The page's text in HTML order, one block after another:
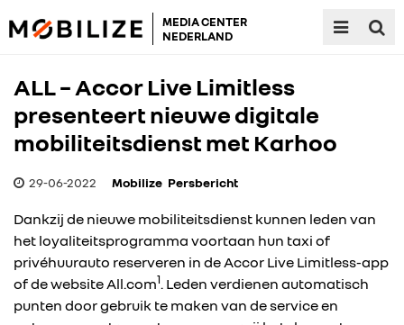
MEDIA CENTER
NEDERLAND
ALL – Accor Live Limitless
presenteert nieuwe digitale
mobiliteitsdienst met Karhoo
29-06-2022 Mobilize Persbericht
Dankzij de nieuwe mobiliteitsdienst kunnen leden van
het loyaliteitsprogramma voortaan hun taxi of
privéhuurauto reserveren in de Accor Live Limitless-app
of de website All.com1. Leden verdienen automatisch
punten door gebruik te maken van de service en